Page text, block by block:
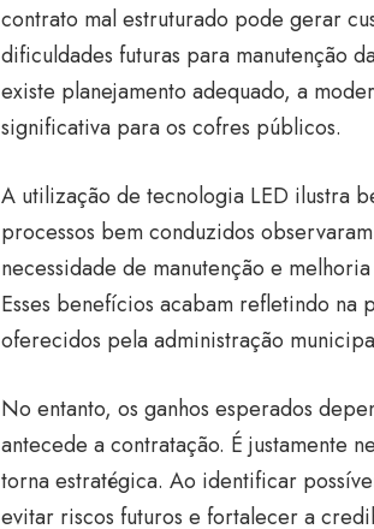
contrato mal estruturado pode gerar
dificuldades futuras para manutenção
existe planejamento adequado, a
significativa para os cofres públicos.
A utilização de tecnologia LED ilustra
processos bem conduzidos
necessidade de manutenção e
Esses benefícios acabam refletindo
oferecidos pela administração
No entanto, os ganhos esperados
antecede a contratação. É justamente
torna estratégica. Ao identificar
evitar riscos futuros e fortalecer a